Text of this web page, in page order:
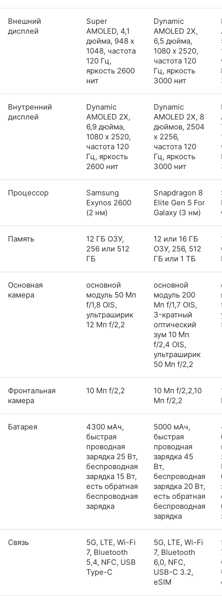
Внешний
дисплей
Super
AMOLED, 4,1
дюйма, 948 x
1048, частота
120 Гц,
яркость 2600
нит
Dynamic
AMOLED 2X,
6,5 дюйма,
1080 x 2520,
частота 120
Гц, яркость
3000 нит
Внутренний
дисплей
Dynamic
AMOLED 2X,
6,9 дюйма,
1080 x 2520,
частота 120
Гц, яркость
2600 нит
Dynamic
AMOLED 2X, 8
дюймов, 2504
x 2256,
частота 120
Гц, яркость
3000 нит
Процессор
Samsung
Exynos 2600
(2 нм)
Snapdragon 8
Elite Gen 5 For
Galaxy (3 нм)
Память
12 ГБ ОЗУ,
256 или 512
ГБ
12 или 16 ГБ
ОЗУ, 256, 512
ГБ или 1 ТБ
Основная
камера
основной
модуль 50 Мп
f/1,8 OIS,
ультраширик
12 Мп f/2,2
основной
модуль 200
Мп f/1,7 OIS,
3-кратный
оптический
зум 10 Мп
f/2,4 OIS,
ультраширик
50 Мп f/2,2
Фронтальная
камера
10 Мп f/2,2
10 Мп f/2,2,10
Мп f/2,2
Батарея
4300 мАч,
быстрая
проводная
зарядка 25 Вт,
беспроводная
зарядка 15 Вт,
есть обратная
беспроводная
зарядка
5000 мАч,
быстрая
проводная
зарядка 45
Вт,
беспроводная
зарядка 20 Вт,
есть обратная
беспроводная
зарядка
Связь
5G, LTE, Wi-Fi
7, Bluetooth
5,4, NFC, USB
Type-C
5G, LTE, Wi-Fi
7, Bluetooth
6,0, NFC,
USB-C 3.2,
eSIM